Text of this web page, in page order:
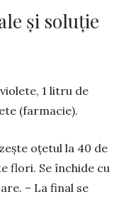
și soluție
1 litru de
(farmacie).
oțetul la 40 de
flori. Se în­chide cu
– La fi­nal se